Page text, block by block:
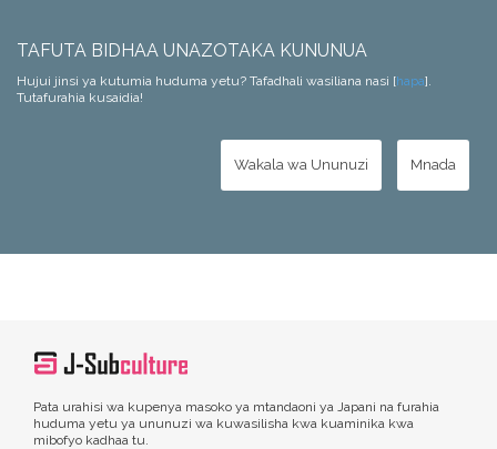
TAFUTA BIDHAA UNAZOTAKA KUNUNUA
Hujui jinsi ya kutumia huduma yetu? Tafadhali wasiliana nasi [hapa].
Tutafurahia kusaidia!
Wakala wa Ununuzi Mnada
Pata urahisi wa kupenya masoko ya mtandaoni ya Japani na furahia
huduma yetu ya ununuzi wa kuwasilisha kwa kuaminika kwa
mibofyo kadhaa tu.